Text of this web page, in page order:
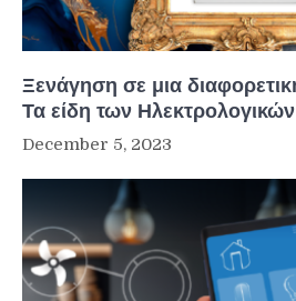
Ξενάγηση σε μια
Τα είδη των
December 5, 2023